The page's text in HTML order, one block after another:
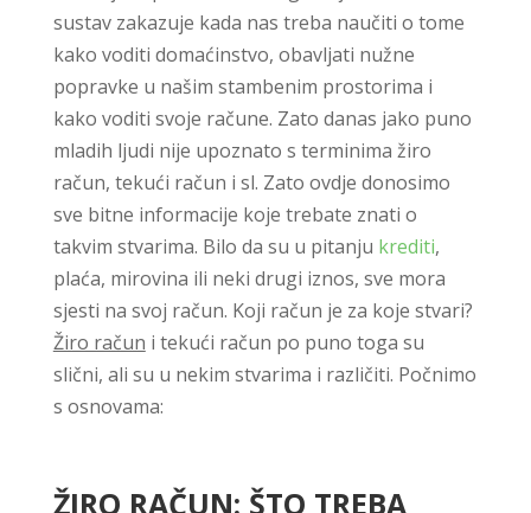
sustav zakazuje kada nas treba naučiti o tome
kako voditi domaćinstvo, obavljati nužne
popravke u našim stambenim prostorima i
kako voditi svoje račune. Zato danas jako puno
mladih ljudi nije upoznato s terminima žiro
račun, tekući račun i sl. Zato ovdje donosimo
sve bitne informacije koje trebate znati o
takvim stvarima. Bilo da su u pitanju krediti,
plaća, mirovina ili neki drugi iznos, sve mora
sjesti na svoj račun. Koji račun je za koje stvari?
Žiro račun i tekući račun po puno toga su
slični, ali su u nekim stvarima i različiti. Počnimo
s osnovama:
ŽIRO RAČUN: ŠTO TREBA